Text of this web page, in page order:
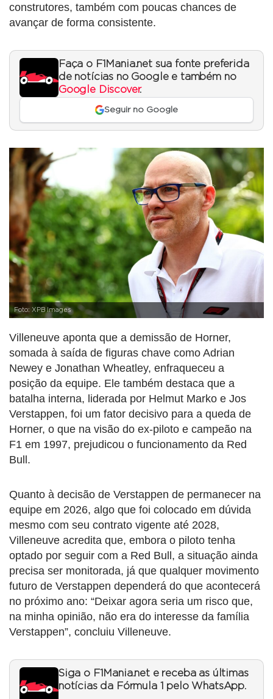
construtores, também com poucas chances de
avançar de forma consistente.
Faça o F1Mania.net sua fonte preferida
de notícias no Google e também no
Google Discover.
Seguir no Google
Foto: XPB Images
Villeneuve aponta que a demissão de Horner,
somada à saída de figuras chave como Adrian
Newey e Jonathan Wheatley, enfraqueceu a
posição da equipe. Ele também destaca que a
batalha interna, liderada por Helmut Marko e Jos
Verstappen, foi um fator decisivo para a queda de
Horner, o que na visão do ex-piloto e campeão na
F1 em 1997, prejudicou o funcionamento da Red
Bull.
Quanto à decisão de Verstappen de permanecer na
equipe em 2026, algo que foi colocado em dúvida
mesmo com seu contrato vigente até 2028,
Villeneuve acredita que, embora o piloto tenha
optado por seguir com a Red Bull, a situação ainda
precisa ser monitorada, já que qualquer movimento
futuro de Verstappen dependerá do que acontecerá
no próximo ano: “Deixar agora seria um risco que,
na minha opinião, não era do interesse da família
Verstappen”, concluiu Villeneuve.
Siga o F1Mania.net e receba as últimas
notícias da Fórmula 1 pelo WhatsApp.